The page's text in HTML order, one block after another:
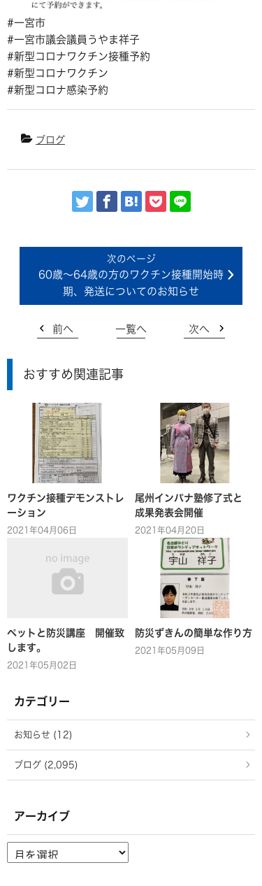
#一宮市
#一宮市議会議員うやま祥子
#新型コロナワクチン接種予約
#新型コロナワクチン
#新型コロナ感染予約
ブログ
60歳～64歳の方のワクチン接種開始時
期、発送についてのお知らせ
前へ 一覧へ 次へ
おすすめ関連記事
ワクチン接種デモンストレ
ーション
2021年04月06日
尾州インパナ塾修了式と
成果発表会開催
2021年04月20日
ペットと防災講座 開催致
します。
2021年05月02日
防災ずきんの簡単な作り方
2021年05月09日
カテゴリー
お知らせ (12)
ブログ (2,095)
アーカイブ
ー